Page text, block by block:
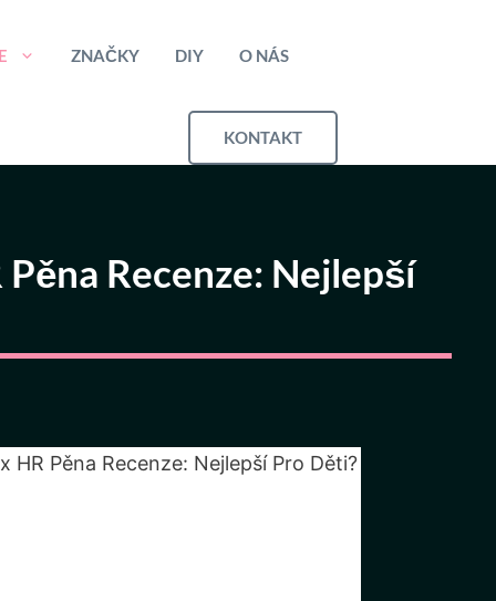
ZNAČKY DIY O NÁS
KONTAKT
Recenze: Nejlepší
Pěna Recenze: Nejlepší Pro Děti?